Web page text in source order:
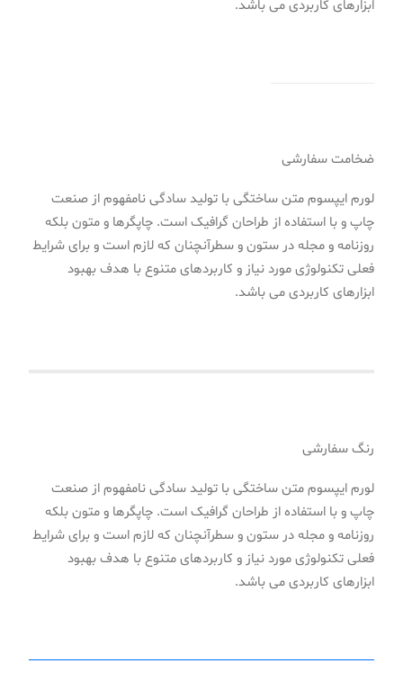
ابزارهای کاربردی می باشد.
ضخامت سفارشی
لورم ایپسوم متن ساختگی با تولید سادگی نامفهوم از صنعت
چاپ و با استفاده از طراحان گرافیک است. چاپگرها و متون بلکه
روزنامه و مجله در ستون و سطرآنچنان که لازم است و برای شرایط
فعلی تکنولوژی مورد نیاز و کاربردهای متنوع با هدف بهبود
ابزارهای کاربردی می باشد.
رنگ سفارشی
لورم ایپسوم متن ساختگی با تولید سادگی نامفهوم از صنعت
چاپ و با استفاده از طراحان گرافیک است. چاپگرها و متون بلکه
روزنامه و مجله در ستون و سطرآنچنان که لازم است و برای شرایط
فعلی تکنولوژی مورد نیاز و کاربردهای متنوع با هدف بهبود
ابزارهای کاربردی می باشد.